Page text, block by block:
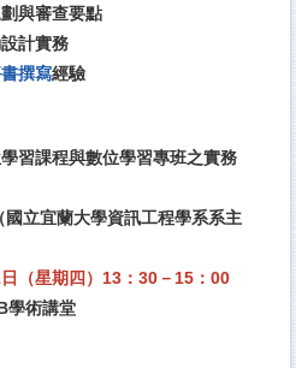
與審查要點
計實務
撰寫經驗
習課程與數位學習專班之實務
國立宜蘭大學資訊工程學系系主
（星期四）13：30－15：00
學術講堂